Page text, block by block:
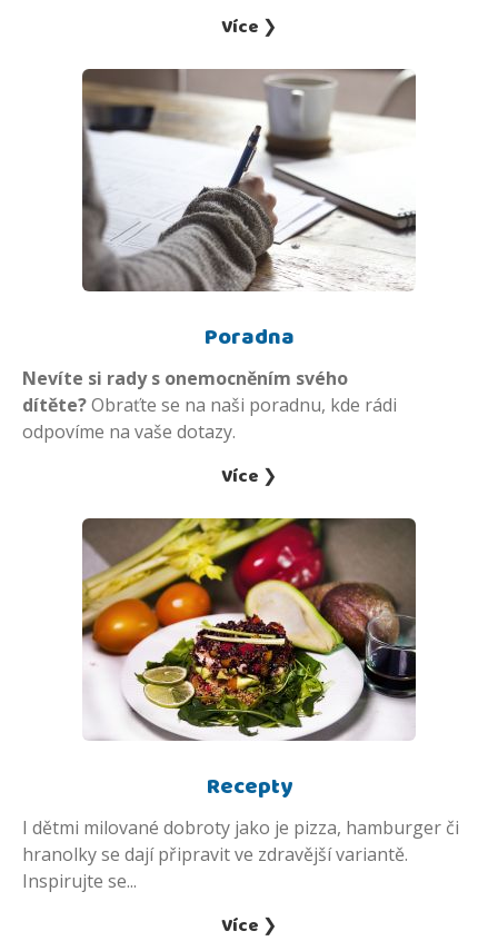
Více ❯
Poradna
Nevíte si rady s onemocněním svého
dítěte?Obraťte se na naši poradnu, kde rádi
odpovíme na vaše dotazy.
Více ❯
Recepty
I dětmi milované dobroty jako je pizza, hamburger či
hranolky se dají připravit ve zdravější variantě.
Inspirujte se...
Více ❯